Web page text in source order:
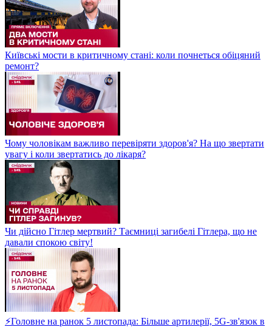
Київські мости в критичному стані: коли почнеться обіцяний
ремонт?
Чому чоловікам важливо перевіряти здоров'я? На що звертати
увагу і коли звертатись до лікаря?
Чи дійсно Гітлер мертвий? Таємниці загибелі Гітлера, що не
давали спокою світу!
⚡Головне на ранок 5 листопада: Більше артилерії, 5G-зв'язок в